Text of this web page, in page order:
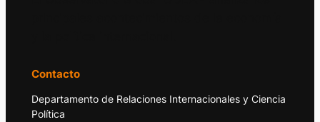
Contacto
Departamento de Relaciones Internacionales y Ciencia
Política